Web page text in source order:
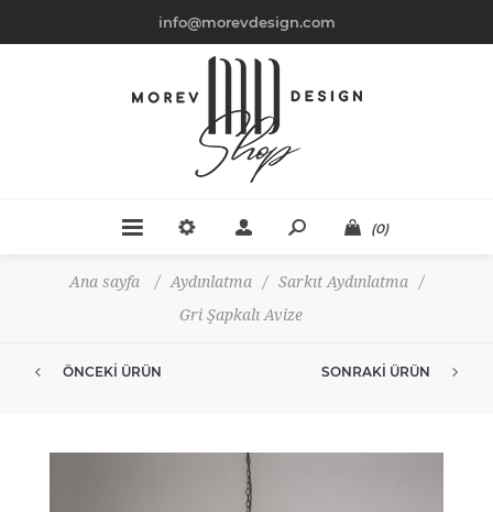
info@morevdesign.com
(0)
Ana sayfa / Aydınlatma / Sarkıt Aydınlatma
/
Gri Şapkalı Avize
ÖNCEKI ÜRÜN SONRAKI ÜRÜN